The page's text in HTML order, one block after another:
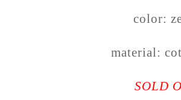
color:
material:
SOLD